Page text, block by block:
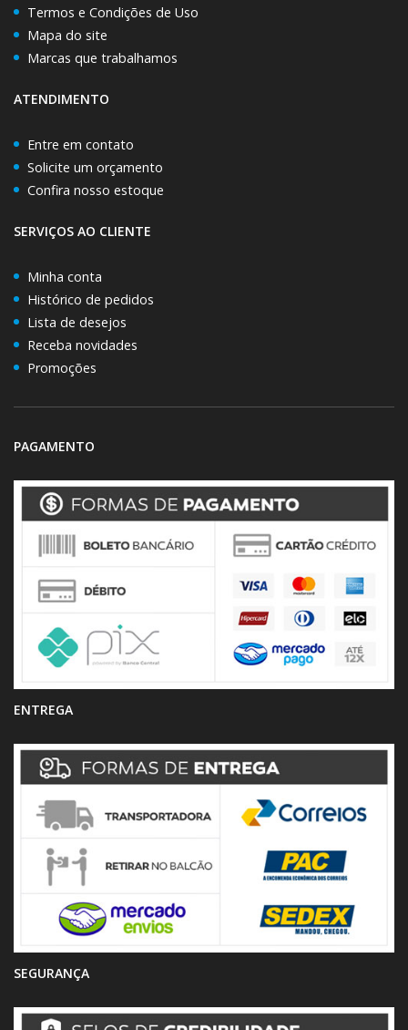
Termos e Condições de Uso
Mapa do site
Marcas que trabalhamos
ATENDIMENTO
Entre em contato
Solicite um orçamento
Confira nosso estoque
SERVIÇOS AO CLIENTE
Minha conta
Histórico de pedidos
Lista de desejos
Receba novidades
Promoções
PAGAMENTO
ENTREGA
SEGURANÇA